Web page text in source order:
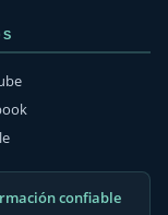
confiable